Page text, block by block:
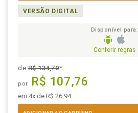
VERSÃO DIGITAL
Disponível para:
Conferir regras
deR$ 134,70*
por R$ 107,76
em 4x de R$ 26,94